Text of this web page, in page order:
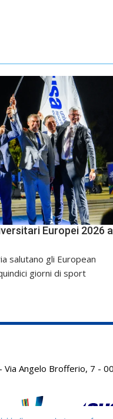
Europei 2026 a
salutano gli European
giorni di sport
Angelo Brofferio, 7 -